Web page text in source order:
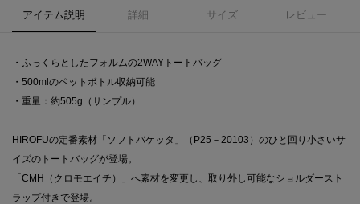
アイテム説明 詳細 サイズ レビュー
・ふっくらとしたフォルムの2WAYトートバッグ
・500mlのペットボトル収納可能
・重量：約505g（サンプル）
HIROFUの定番素材「ソフトバケッタ」（P25－20103）のひと回り小さいサ
イズのトートバッグが登場。
「CMH（クロモエイチ）」へ素材を変更し、取り外し可能なショルダースト
ラップ付きで登場。